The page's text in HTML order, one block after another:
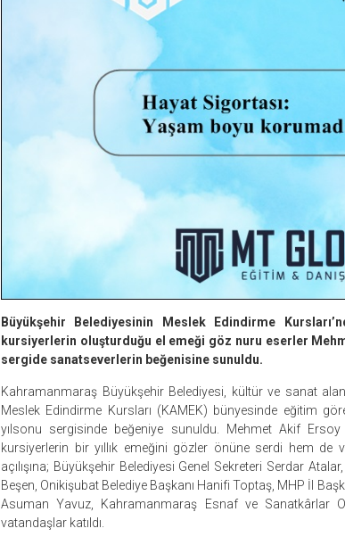
Büyükşehir Belediyesinin Meslek Edindirme
kursiyerlerin oluşturduğu el emeği göz nuru eserler
sergide sanatseverlerin beğenisine sunuldu.
Kahramanmaraş Büyükşehir Belediyesi, kültür ve sanat
Meslek Edindirme Kursları (KAMEK) bünyesinde eğitim
yılsonu sergisinde beğeniye sunuldu. Mehmet Akif
kursiyerlerin bir yıllık emeğini gözler önüne serdi hem
açılışına; Büyükşehir Belediyesi Genel Sekreteri Serdar
Beşen, Onikişubat Belediye Başkanı Hanifi Toptaş, MHP İl
Asuman Yavuz, Kahramanmaraş Esnaf ve Sanatkârlar
vatandaşlar katıldı.